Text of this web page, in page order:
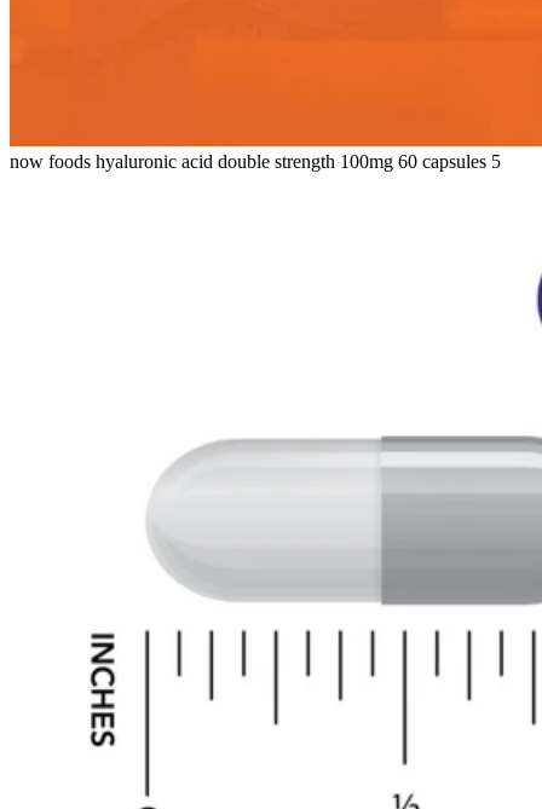
now foods hyaluronic acid double strength 100mg 60 capsules 5